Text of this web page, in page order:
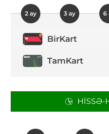
2 ay 3 ay 6
BirKart
TamKart
HISSƏ-